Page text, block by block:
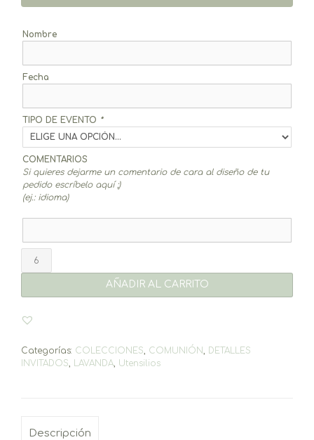
Nombre
Fecha
TIPO DE EVENTO *
COMENTARIOS
Si quieres dejarme un comentario de cara al diseño de tu
pedido escríbelo aquí ;)
(ej.: idioma)
Lavanda
AÑADIR AL CARRITO
Categorías: COLECCIONES, COMUNIÓN, DETALLES
INVITADOS, LAVANDA, Utensilios
Descripción